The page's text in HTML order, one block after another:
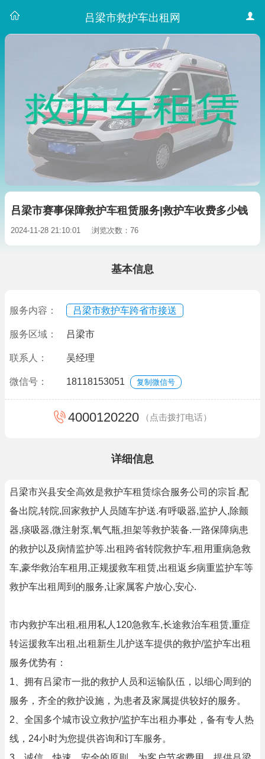
吕梁市救护车出租网
吕梁市赛事保障救护车租赁服务|救护车收费多少钱
2024-11-28 21:10:01 浏览次数：76
基本信息
服务内容： 吕梁市救护车跨省市接送
服务区域： 吕梁市
联系人： 吴经理
微信号： 18118153051 复制微信号
4000120220 （点击拨打电话）
详细信息
吕梁市兴县安全高效是救护车租赁综合服务公司的宗旨.配
备出院,转院,回家救护人员随车护送.有呼吸器,监护人,除颤
器,痰吸器,微注射泵,氧气瓶,担架等救护装备.一路保障病患
的救护以及病情监护等.出租跨省转院救护车,租用重病急救
车,豪华救治车租用,正规援救车租赁,出租返乡病重监护车等
救护车出租周到的服务,让家属客户放心,安心.
市内救护车出租,租用私人120急救车,长途救治车租赁,重症
转运援救车出租,出租新生儿护送车提供的救护/监护车出租
服务优势有：
1、拥有吕梁市一批的救护人员和运输队伍，以细心周到的
服务，齐全的救护设施，为患者及家属提供较好的服务。
2、全国多个城市设立救护/监护车出租办事处，备有专人热
线，24小时为您提供咨询和订车服务。